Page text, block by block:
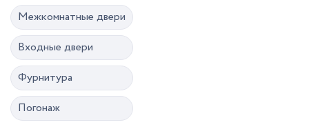
Межкомнатные двери
Входные двери
Фурнитура
Погонаж